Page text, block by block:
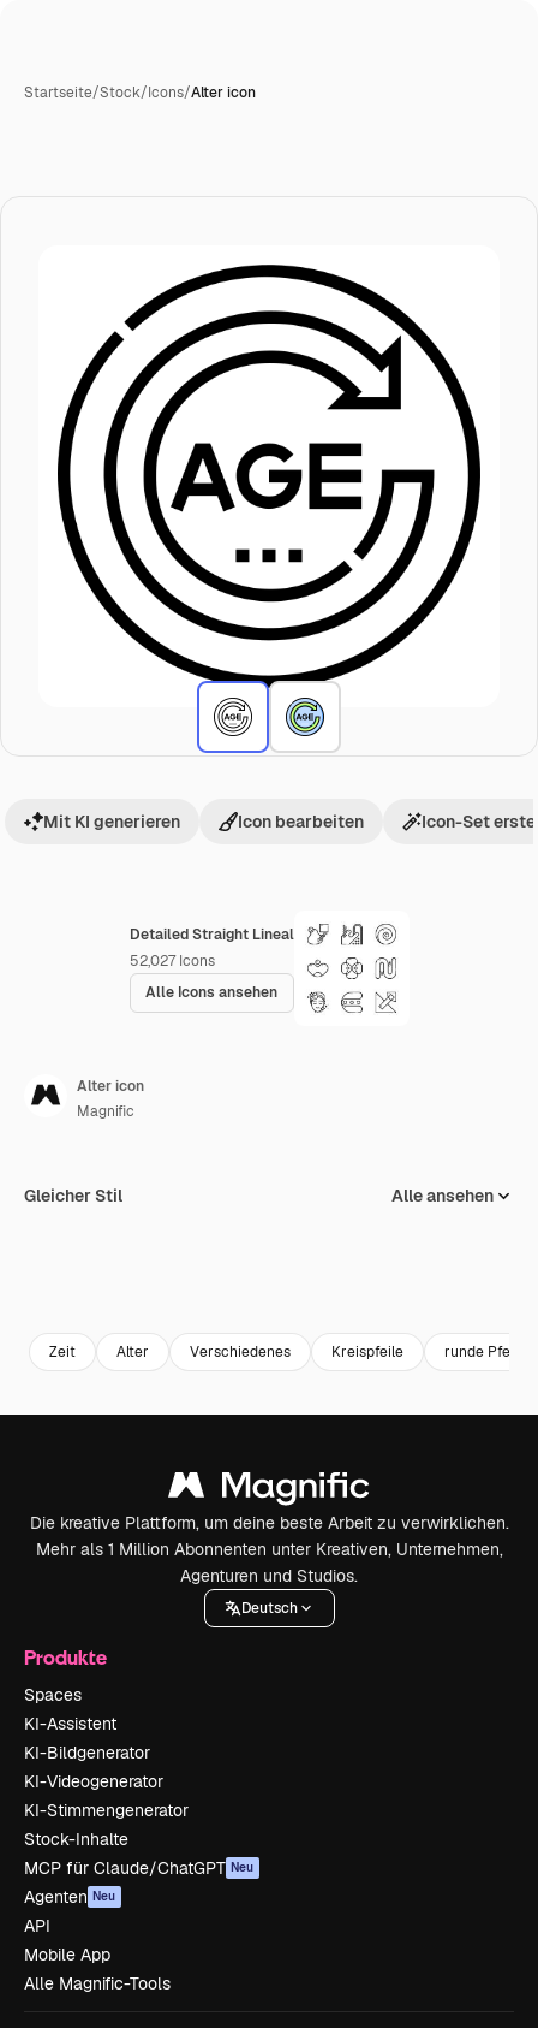
Startseite/Stock/Icons/Alter icon
Detailed Straight Lineal
52,027 Icons
Alle Icons ansehen
Mit KI generieren Icon bearbeiten Icon-Set
Alter icon
Magnific
Gleicher Stil Alle ansehen
Zeit Alter Verschiedenes Kreispfeile runde Pfeile
Die kreative Plattform, um deine beste Arbeit zu verwirklichen.
Mehr als 1 Million Abonnenten unter Kreativen, Unternehmen,
Agenturen und Studios.
Deutsch
Produkte
Spaces
KI-Assistent
KI-Bildgenerator
KI-Videogenerator
KI-Stimmengenerator
Stock-Inhalte
MCP für Claude/ChatGPT Neu
Agenten Neu
API
Mobile App
Alle Magnific-Tools